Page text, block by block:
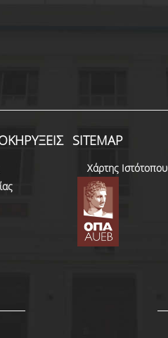
SITEMAP
Χάρτης Ιστότοπου